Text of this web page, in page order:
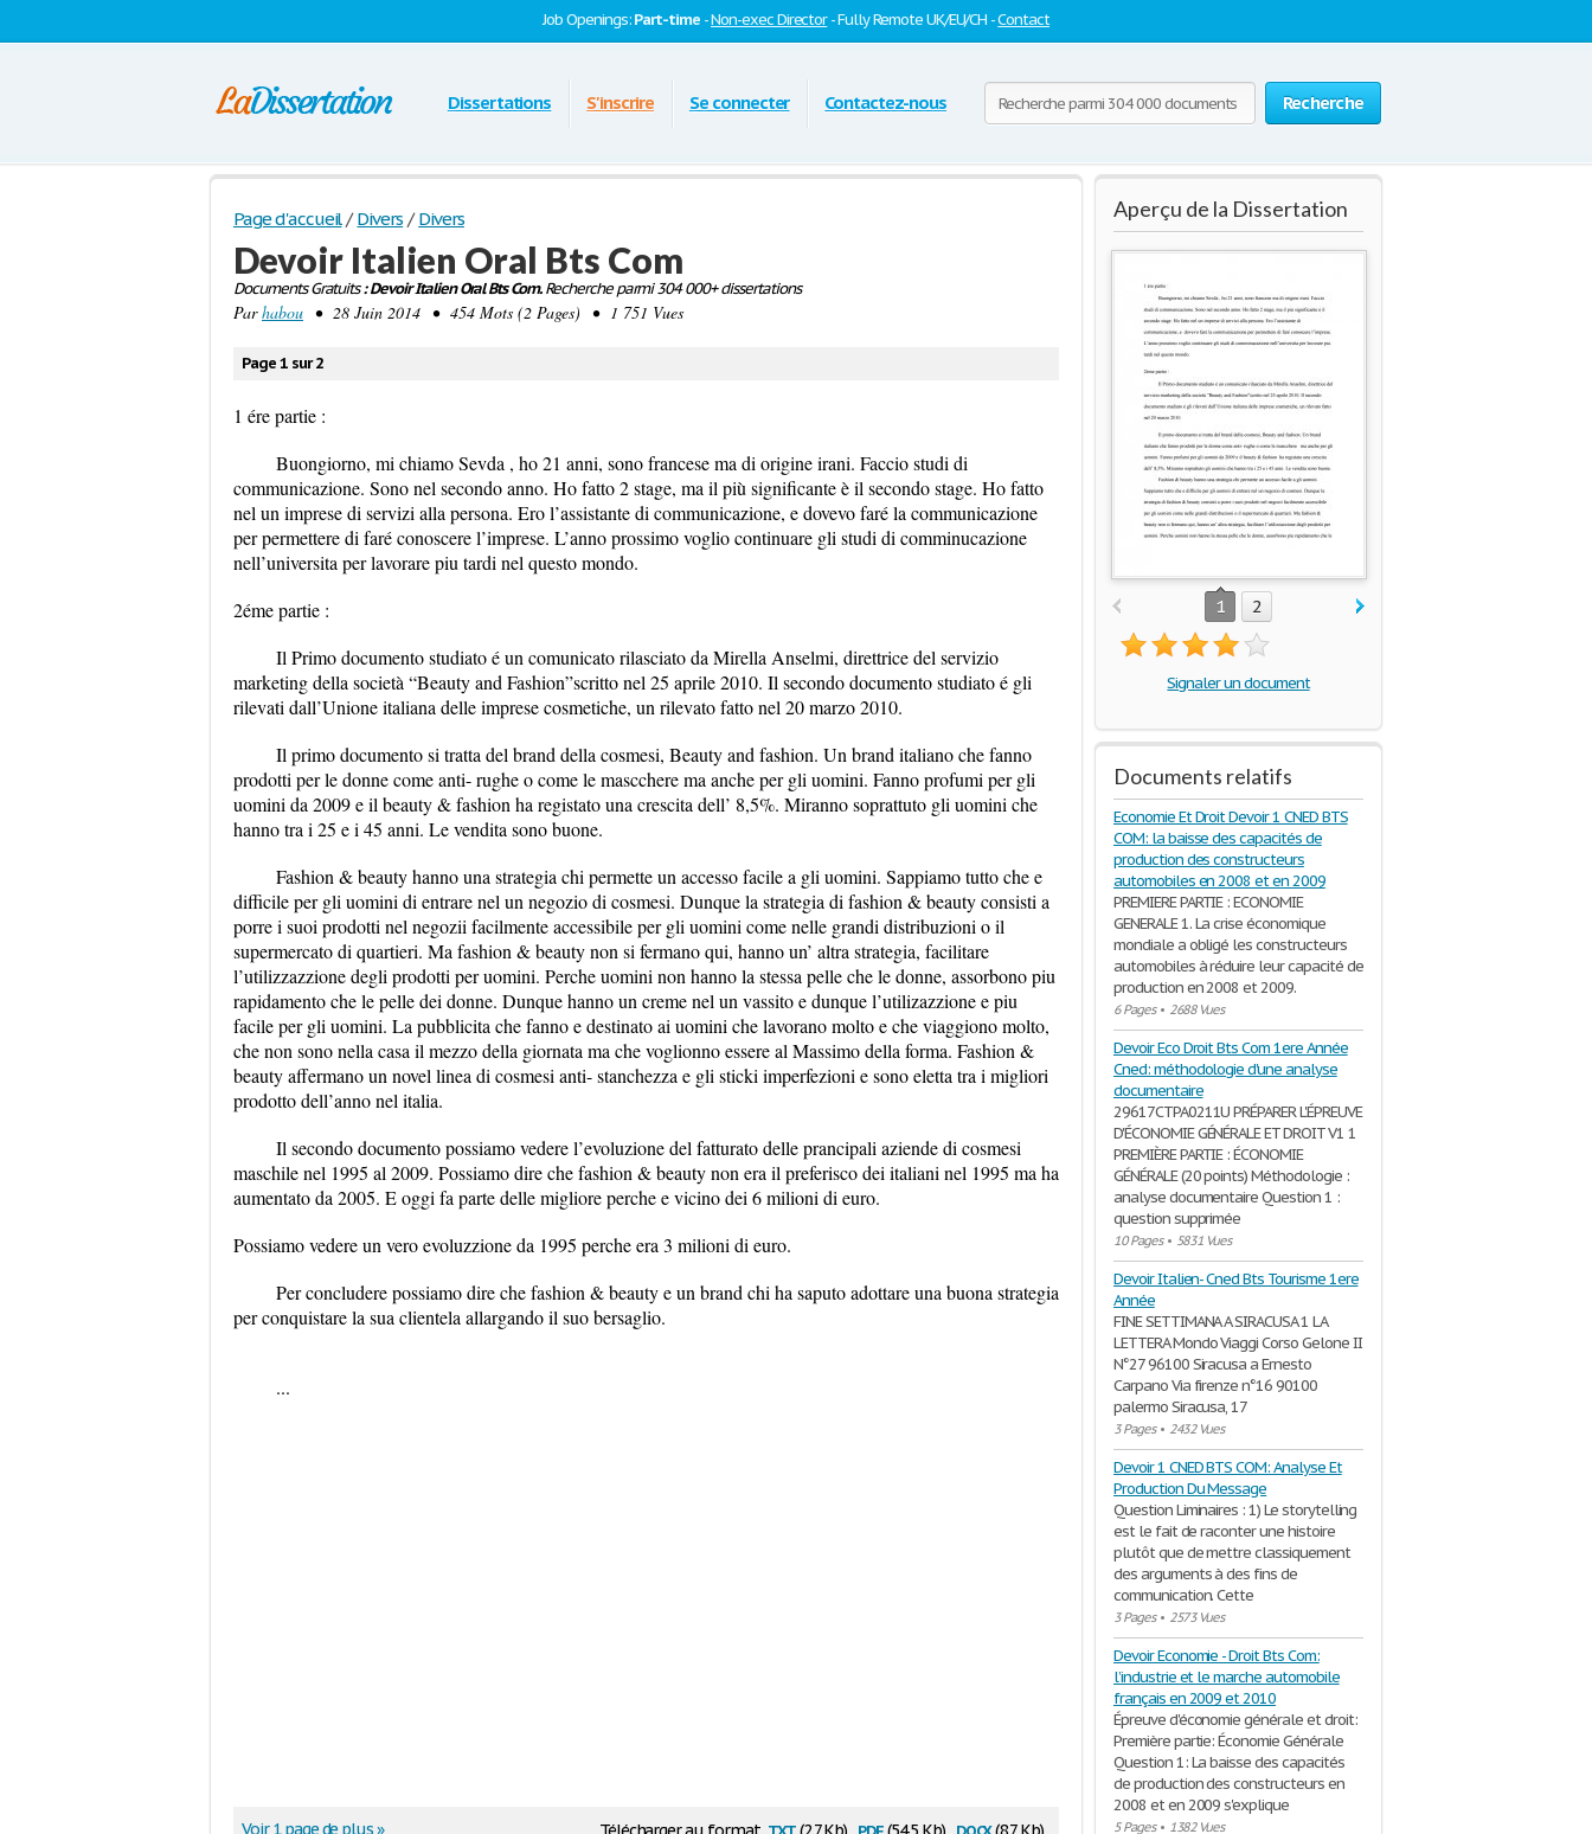
Job Openings:Part-time -Non-exec Director- Fully Remote UK/EU/CH -Contact
Recherche
Dissertations S'inscrire Se connecter Contactez-nous
Page d'accueil / Divers / Divers
Devoir Italien Oral Bts Com
Documents Gratuits: Devoir Italien Oral Bts Com.Recherche parmi 304 000+ dissertations
Parhabou • 28 Juin 2014 • 454 Mots (2 Pages) • 1 751 Vues
Page 1 sur 2
1 ére partie :
Buongiorno, mi chiamo Sevda , ho 21 anni, sono francese ma di origine irani. Faccio studi di
communicazione. Sono nel secondo anno. Ho fatto 2 stage, ma il più significante è il secondo stage. Ho fatto
nel un imprese di servizi alla persona. Ero l’assistante di communicazione, e dovevo faré la communicazione
per permettere di faré conoscere l’imprese. L’anno prossimo voglio continuare gli studi di comminucazione
nell’universita per lavorare piu tardi nel questo mondo.
2éme partie :
Il Primo documento studiato é un comunicato rilasciato da Mirella Anselmi, direttrice del servizio
marketing della società “Beauty and Fashion”scritto nel 25 aprile 2010. Il secondo documento studiato é gli
rilevati dall’Unione italiana delle imprese cosmetiche, un rilevato fatto nel 20 marzo 2010.
Il primo documento si tratta del brand della cosmesi, Beauty and fashion. Un brand italiano che fanno
prodotti per le donne come anti- rughe o come le mascchere ma anche per gli uomini. Fanno profumi per gli
uomini da 2009 e il beauty & fashion ha registato una crescita dell’ 8,5%. Miranno soprattuto gli uomini che
hanno tra i 25 e i 45 anni. Le vendita sono buone.
Fashion & beauty hanno una strategia chi permette un accesso facile a gli uomini. Sappiamo tutto che e
difficile per gli uomini di entrare nel un negozio di cosmesi. Dunque la strategia di fashion & beauty consisti a
porre i suoi prodotti nel negozii facilmente accessibile per gli uomini come nelle grandi distribuzioni o il
supermercato di quartieri. Ma fashion & beauty non si fermano qui, hanno un’ altra strategia, facilitare
l’utilizzazzione degli prodotti per uomini. Perche uomini non hanno la stessa pelle che le donne, assorbono piu
rapidamento che le pelle dei donne. Dunque hanno un creme nel un vassito e dunque l’utilizazzione e piu
facile per gli uomini. La pubblicita che fanno e destinato ai uomini che lavorano molto e che viaggiono molto,
che non sono nella casa il mezzo della giornata ma che voglionno essere al Massimo della forma. Fashion &
beauty affermano un novel linea di cosmesi anti- stanchezza e gli sticki imperfezioni e sono eletta tra i migliori
prodotto dell’anno nel italia.
Il secondo documento possiamo vedere l’evoluzione del fatturato delle prancipali aziende di cosmesi
maschile nel 1995 al 2009. Possiamo dire che fashion & beauty non era il preferisco dei italiani nel 1995 ma ha
aumentato da 2005. E oggi fa parte delle migliore perche e vicino dei 6 milioni di euro.
Possiamo vedere un vero evoluzzione da 1995 perche era 3 milioni di euro.
Per concludere possiamo dire che fashion & beauty e un brand chi ha saputo adottare una buona strategia
per conquistare la sua clientela allargando il suo bersaglio.
...
Voir 1 page de plus »
Aperçu de la Dissertation
1 2
Signaler un document
Documents relatifs
Economie Et Droit Devoir 1 CNED BTS
COM: la baisse des capacités de
production des constructeurs
automobiles en 2008 et en 2009
PREMIERE PARTIE : ECONOMIE
GENERALE 1. La crise économique
mondiale a obligé les constructeurs
automobiles à réduire leur capacité de
production en 2008 et 2009.
6 Pages• 2688 Vues
Devoir Eco Droit Bts Com 1ere Année
Cned: méthodologie d'une analyse
documentaire
29617CTPA0211U PRÉPARER L'ÉPREUVE
D'ÉCONOMIE GÉNÉRALE ET DROIT V1 1
PREMIÈRE PARTIE : ÉCONOMIE
GÉNÉRALE (20 points) Méthodologie :
analyse documentaire Question 1 :
question supprimée
10 Pages• 5831 Vues
Devoir Italien- Cned Bts Tourisme 1ere
Année
FINE SETTIMANA A SIRACUSA 1 LA
LETTERA Mondo Viaggi Corso Gelone II
N°27 96100 Siracusa a Ernesto
Carpano Via firenze n°16 90100
palermo Siracusa, 17
3 Pages• 2432 Vues
Devoir 1 CNED BTS COM: Analyse Et
Production Du Message
Question Liminaires : 1) Le storytelling
est le fait de raconter une histoire
plutôt que de mettre classiquement
des arguments à des fins de
communication. Cette
3 Pages• 2573 Vues
Devoir Economie - Droit Bts Com:
l’industrie et le marche automobile
français en 2009 et 2010
Épreuve d'économie générale et droit:
Première partie: Économie Générale
Question 1: La baisse des capacités
de production des constructeurs en
2008 et en 2009 s'explique
5 Pages• 1382 Vues